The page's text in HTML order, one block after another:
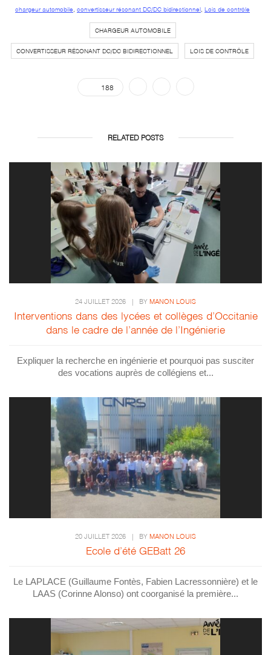
chargeur automobile convertisseur résonant DC/DC bidirectionnel Lois de contrôle
CHARGEUR AUTOMOBILE
CONVERTISSEUR RÉSONANT DC/DC BIDIRECTIONNEL LOIS DE CONTRÔLE
188
RELATED POSTS
24 JUILLET 2026 BY MANON LOUIS
Interventions dans des lycées et collèges d’Occitanie
dans le cadre de l’année de l’Ingénierie
Expliquer la recherche en ingénierie et pourquoi pas susciter
des vocations auprès de collégiens et...
20 JUILLET 2026 BY MANON LOUIS
Ecole d’été GEBatt 26
Le LAPLACE (Guillaume Fontès, Fabien Lacressonnière) et le
LAAS (Corinne Alonso) ont coorganisé la première...